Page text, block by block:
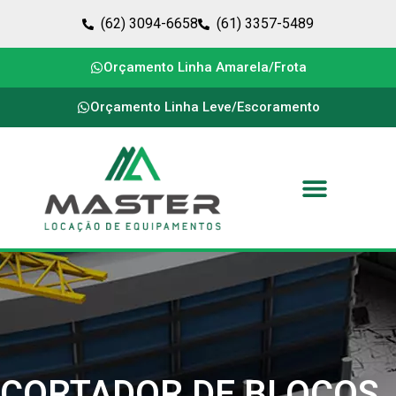
(62) 3094-6658 (61) 3357-5489
Orçamento Linha Amarela/Frota
Orçamento Linha Leve/Escoramento